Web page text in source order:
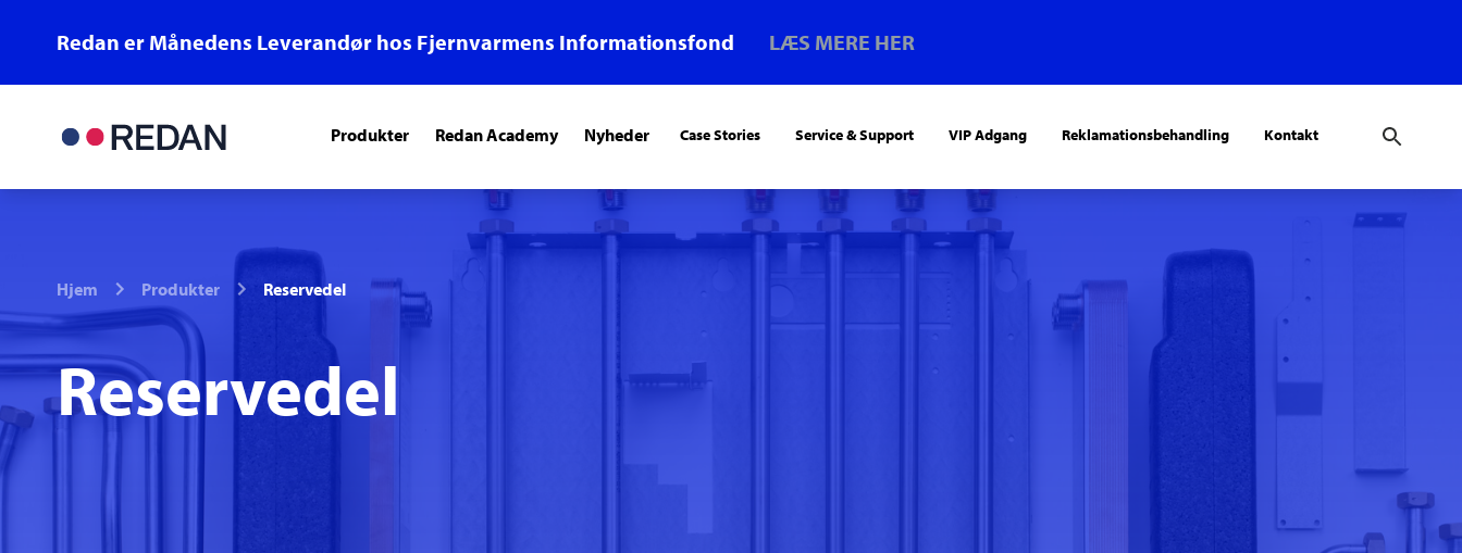
Redan er Månedens Leverandør hos Fjernvarmens Informationsfond LÆS MERE HER
Produkter Redan Academy Nyheder Case Stories Service & Support VIP Adgang Reklamationsbehandling Kontakt
Hjem Produkter Reservedel
Reservedel